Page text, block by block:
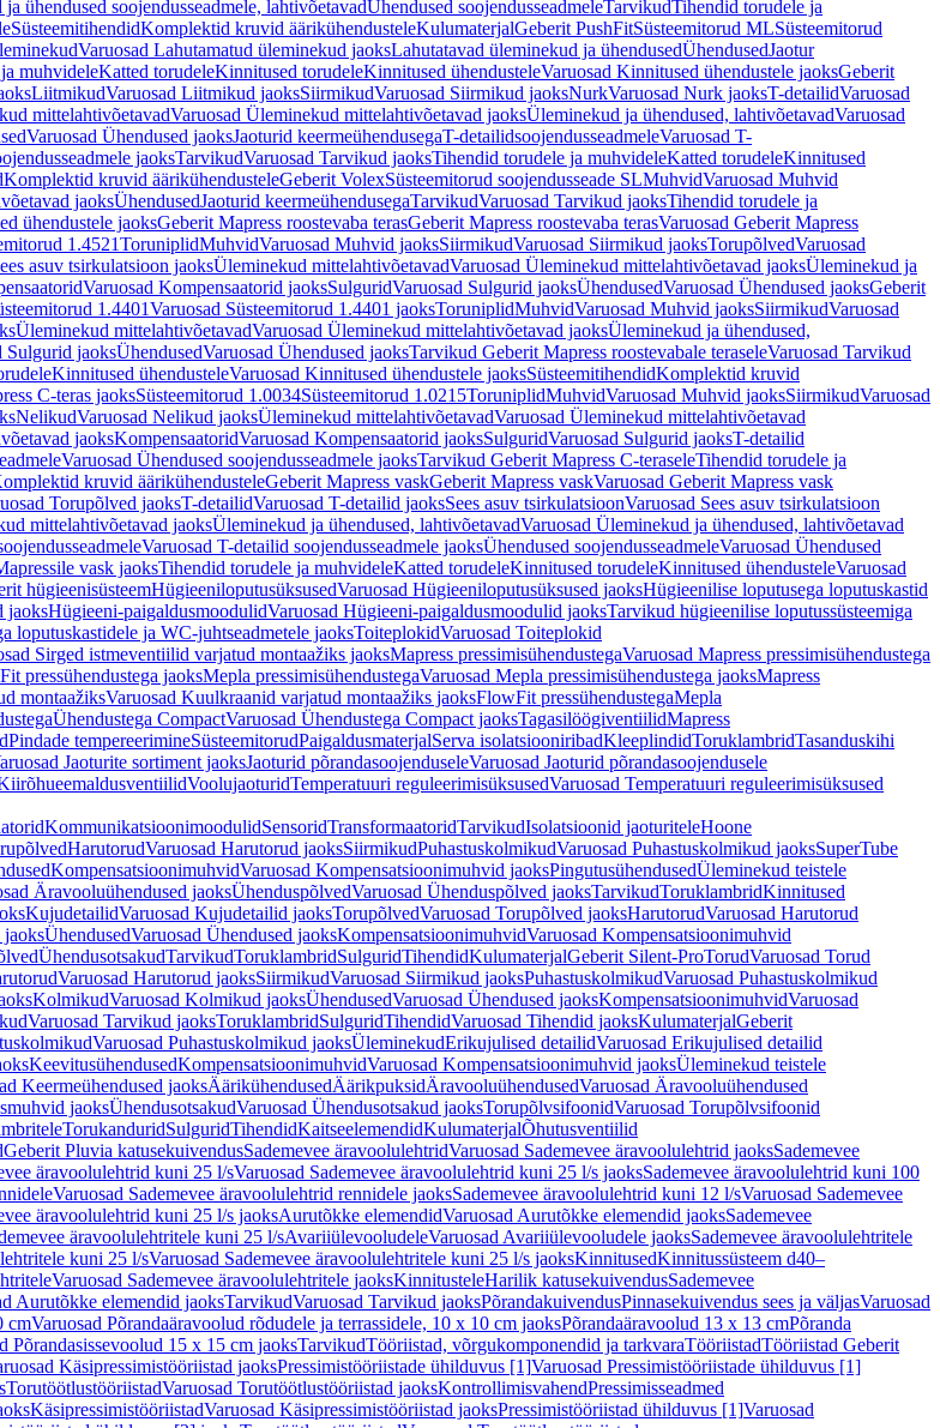
ühendused soojendusseadmele, lahtivõetavadÜhendused soojendusseadmeleTarvikudTihendid torudele ja
SüsteemitihendidKomplektid kruvid äärikühendusteleKulumaterjalGeberit PushFitSüsteemitorud MLSüsteemitorud
Varuosad Lahutamatud üleminekud jaoksLahutatavad üleminekud ja ühendusedÜhendusedJaotur
muhvideleKatted torudeleKinnitused torudeleKinnitused ühendusteleVaruosad Kinnitused ühendustele jaoksGeberit
LiitmikudVaruosad Liitmikud jaoksSiirmikudVaruosad Siirmikud jaoksNurkVaruosad Nurk jaoksT-detailidVaruosad
mittelahtivõetavadVaruosad Üleminekud mittelahtivõetavad jaoksÜleminekud ja ühendused, lahtivõetavadVaruosad
Varuosad Ühendused jaoksJaoturid keermeühendusegaT-detailidsoojendusseadmeleVaruosad T-
jaoksTarvikudVaruosad Tarvikud jaoksTihendid torudele ja muhvideleKatted torudeleKinnitused
Komplektid kruvid äärikühendusteleGeberit VolexSüsteemitorud soojendusseade SLMuhvidVaruosad Muhvid
jaoksÜhendusedJaoturid keermeühendusegaTarvikudVaruosad Tarvikud jaoksTihendid torudele ja
ühendustele jaoksGeberit Mapress roostevaba terasGeberit Mapress roostevaba terasVaruosad Geberit Mapress
1.4521ToruniplidMuhvidVaruosad Muhvid jaoksSiirmikudVaruosad Siirmikud jaoksTorupõlvedVaruosad
asuv tsirkulatsioon jaoksÜleminekud mittelahtivõetavadVaruosad Üleminekud mittelahtivõetavad jaoksÜleminekud ja
Varuosad Kompensaatorid jaoksSulguridVaruosad Sulgurid jaoksÜhendusedVaruosad Ühendused jaoksGeberit
1.4401Varuosad Süsteemitorud 1.4401 jaoksToruniplidMuhvidVaruosad Muhvid jaoksSiirmikudVaruosad
Üleminekud mittelahtivõetavadVaruosad Üleminekud mittelahtivõetavad jaoksÜleminekud ja ühendused,
Sulgurid jaoksÜhendusedVaruosad Ühendused jaoksTarvikud Geberit Mapress roostevabale teraseleVaruosad Tarvikud
Kinnitused ühendusteleVaruosad Kinnitused ühendustele jaoksSüsteemitihendidKomplektid kruvid
C-teras jaoksSüsteemitorud 1.0034Süsteemitorud 1.0215ToruniplidMuhvidVaruosad Muhvid jaoksSiirmikudVaruosad
NelikudVaruosad Nelikud jaoksÜleminekud mittelahtivõetavadVaruosad Üleminekud mittelahtivõetavad
jaoksKompensaatoridVaruosad Kompensaatorid jaoksSulguridVaruosad Sulgurid jaoksT-detailid
Varuosad Ühendused soojendusseadmele jaoksTarvikud Geberit Mapress C-teraseleTihendid torudele ja
kruvid äärikühendusteleGeberit Mapress vaskGeberit Mapress vaskVaruosad Geberit Mapress vask
Torupõlved jaoksT-detailidVaruosad T-detailid jaoksSees asuv tsirkulatsioonVaruosad Sees asuv tsirkulatsioon
mittelahtivõetavad jaoksÜleminekud ja ühendused, lahtivõetavadVaruosad Üleminekud ja ühendused, lahtivõetavad
Varuosad T-detailid soojendusseadmele jaoksÜhendused soojendusseadmeleVaruosad Ühendused
vask jaoksTihendid torudele ja muhvideleKatted torudeleKinnitused torudeleKinnitused ühendusteleVaruosad
hügieenisüsteemHügieeniloputusüksusedVaruosad Hügieeniloputusüksused jaoksHügieenilise loputusega loputuskastid
jaoksHügieeni-paigaldusmoodulidVaruosad Hügieeni-paigaldusmoodulid jaoksTarvikud hügieenilise loputussüsteemiga
loputuskastidele ja WC-juhtseadmetele jaoksToiteplokidVaruosad Toiteplokid
Sirged istmeventiilid varjatud montaažiks jaoksMapress pressimisühendustegaVaruosad Mapress pressimisühendustega
pressühendustega jaoksMepla pressimisühendustegaVaruosad Mepla pressimisühendustega jaoksMapress
montaažiksVaruosad Kuulkraanid varjatud montaažiks jaoksFlowFit pressühendustegaMepla
Ühendustega CompactVaruosad Ühendustega Compact jaoksTagasilöögiventiilidMapress
Pindade tempereerimineSüsteemitorudPaigaldusmaterjalServa isolatsiooniribadKleeplindidToruklambridTasanduskihi
Jaoturite sortiment jaoksJaoturid põrandasoojenduseleVaruosad Jaoturid põrandasoojendusele
VoolujaoturidTemperatuuri reguleerimisüksusedVaruosad Temperatuuri reguleerimisüksused
KommunikatsioonimoodulidSensoridTransformaatoridTarvikudIsolatsioonid jaoturiteleHoone
HarutorudVaruosad Harutorud jaoksSiirmikudPuhastuskolmikudVaruosad Puhastuskolmikud jaoksSuperTube
KompensatsioonimuhvidVaruosad Kompensatsioonimuhvid jaoksPingutusühendusedÜleminekud teistele
Äravooluühendused jaoksÜhenduspõlvedVaruosad Ühenduspõlved jaoksTarvikudToruklambridKinnitused
KujudetailidVaruosad Kujudetailid jaoksTorupõlvedVaruosad Torupõlved jaoksHarutorudVaruosad Harutorud
jaoksÜhendusedVaruosad Ühendused jaoksKompensatsioonimuhvidVaruosad Kompensatsioonimuhvid
ÜhendusotsakudTarvikudToruklambridSulguridTihendidKulumaterjalGeberit Silent-ProTorudVaruosad Torud
Varuosad Harutorud jaoksSiirmikudVaruosad Siirmikud jaoksPuhastuskolmikudVaruosad Puhastuskolmikud
KolmikudVaruosad Kolmikud jaoksÜhendusedVaruosad Ühendused jaoksKompensatsioonimuhvidVaruosad
Varuosad Tarvikud jaoksToruklambridSulguridTihendidVaruosad Tihendid jaoksKulumaterjalGeberit
Varuosad Puhastuskolmikud jaoksÜleminekudErikujulised detailidVaruosad Erikujulised detailid
KeevitusühendusedKompensatsioonimuhvidVaruosad Kompensatsioonimuhvid jaoksÜleminekud teistele
Keermeühendused jaoksÄärikühendusedÄärikpuksidÄravooluühendusedVaruosad Äravooluühendused
jaoksÜhendusotsakudVaruosad Ühendusotsakud jaoksTorupõlvsifoonidVaruosad Torupõlvsifoonid
TorukanduridSulguridTihendidKaitseelemendidKulumaterjalÕhutusventiilid
Geberit Pluvia katusekuivendusSademevee äravoolulehtridVaruosad Sademevee äravoolulehtrid jaoksSademevee
äravoolulehtrid kuni 25 l/sVaruosad Sademevee äravoolulehtrid kuni 25 l/s jaoksSademevee äravoolulehtrid kuni 100
Varuosad Sademevee äravoolulehtrid rennidele jaoksSademevee äravoolulehtrid kuni 12 l/sVaruosad Sademevee
äravoolulehtrid kuni 25 l/s jaoksAurutõkke elemendidVaruosad Aurutõkke elemendid jaoksSademevee
äravoolulehtritele kuni 25 l/sAvariiülevooludeleVaruosad Avariiülevooludele jaoksSademevee äravoolulehtritele
kuni 25 l/sVaruosad Sademevee äravoolulehtritele kuni 25 l/s jaoksKinnitusedKinnitussüsteem d40–
Varuosad Sademevee äravoolulehtritele jaoksKinnitusteleHarilik katusekuivendusSademevee
Aurutõkke elemendid jaoksTarvikudVaruosad Tarvikud jaoksPõrandakuivendusPinnasekuivendus sees ja väljasVaruosad
cmVaruosad Põrandaäravoolud rõdudele ja terrassidele, 10 x 10 cm jaoksPõrandaäravoolud 13 x 13 cmPõranda
Põrandasissevoolud 15 x 15 cm jaoksTarvikudTööriistad, võrgukomponendid ja tarkvaraTööriistadTööriistad Geberit
Käsipressimistööriistad jaoksPressimistööriistade ühilduvus [1]Varuosad Pressimistööriistade ühilduvus [1]
TorutöötlustööriistadVaruosad Torutöötlustööriistad jaoksKontrollimisvahendPressimisseadmed
KäsipressimistööriistadVaruosad Käsipressimistööriistad jaoksPressimistööriistad ühilduvus [1]Varuosad